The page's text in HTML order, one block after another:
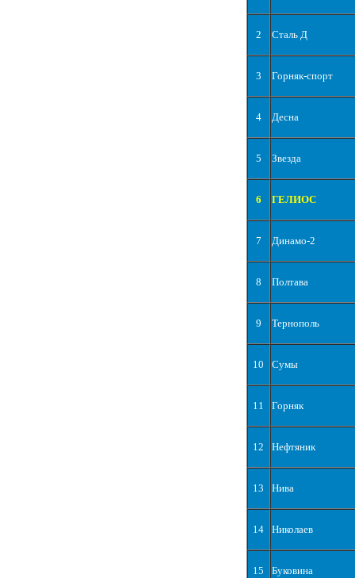
2 Сталь Д
3 Горняк-спорт
4 Десна
5 Звезда
6 ГЕЛИОС
7 Динамо-2
8 Полтава
9 Тернополь
10 Сумы
11 Горняк
12 Нефтяник
13 Нива
14 Николаев
15 Буковина